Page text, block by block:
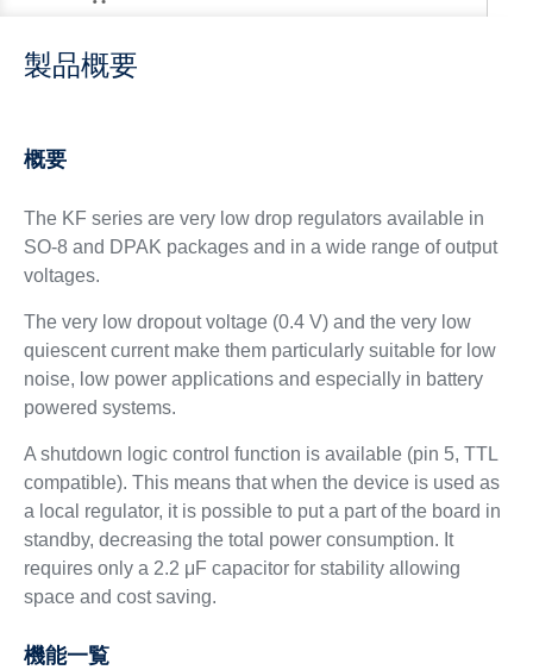
製品概要
概要
The KF series are very low drop regulators available in
SO-8 and DPAK packages and in a wide range of output
voltages.
The very low dropout voltage (0.4 V) and the very low
quiescent current make them particularly suitable for low
noise, low power applications and especially in battery
powered systems.
A shutdown logic control function is available (pin 5, TTL
compatible). This means that when the device is used as
a local regulator, it is possible to put a part of the board in
standby, decreasing the total power consumption. It
requires only a 2.2 μF capacitor for stability allowing
space and cost saving.
機能一覧